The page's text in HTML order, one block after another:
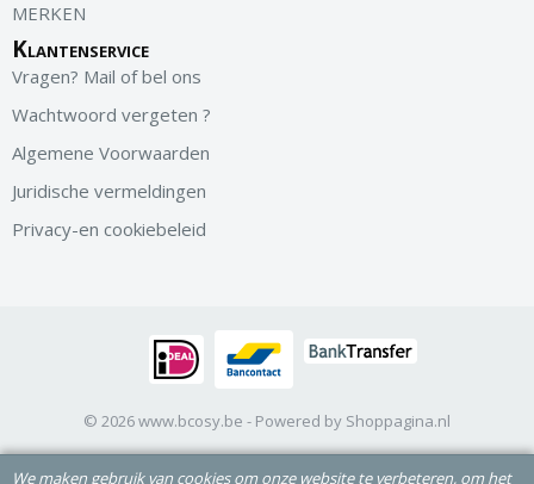
MERKEN
Klantenservice
Vragen? Mail of bel ons
Wachtwoord vergeten ?
Algemene Voorwaarden
Juridische vermeldingen
Privacy-en cookiebeleid
© 2026 www.bcosy.be - Powered by Shoppagina.nl
We maken gebruik van cookies om onze website te verbeteren, om het